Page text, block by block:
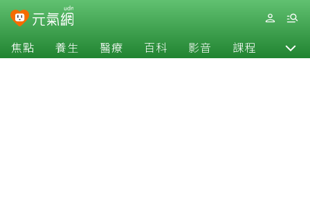
焦點 養生 醫療 百科 影音 課程 退休